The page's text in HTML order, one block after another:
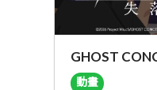
GHOST
動畫